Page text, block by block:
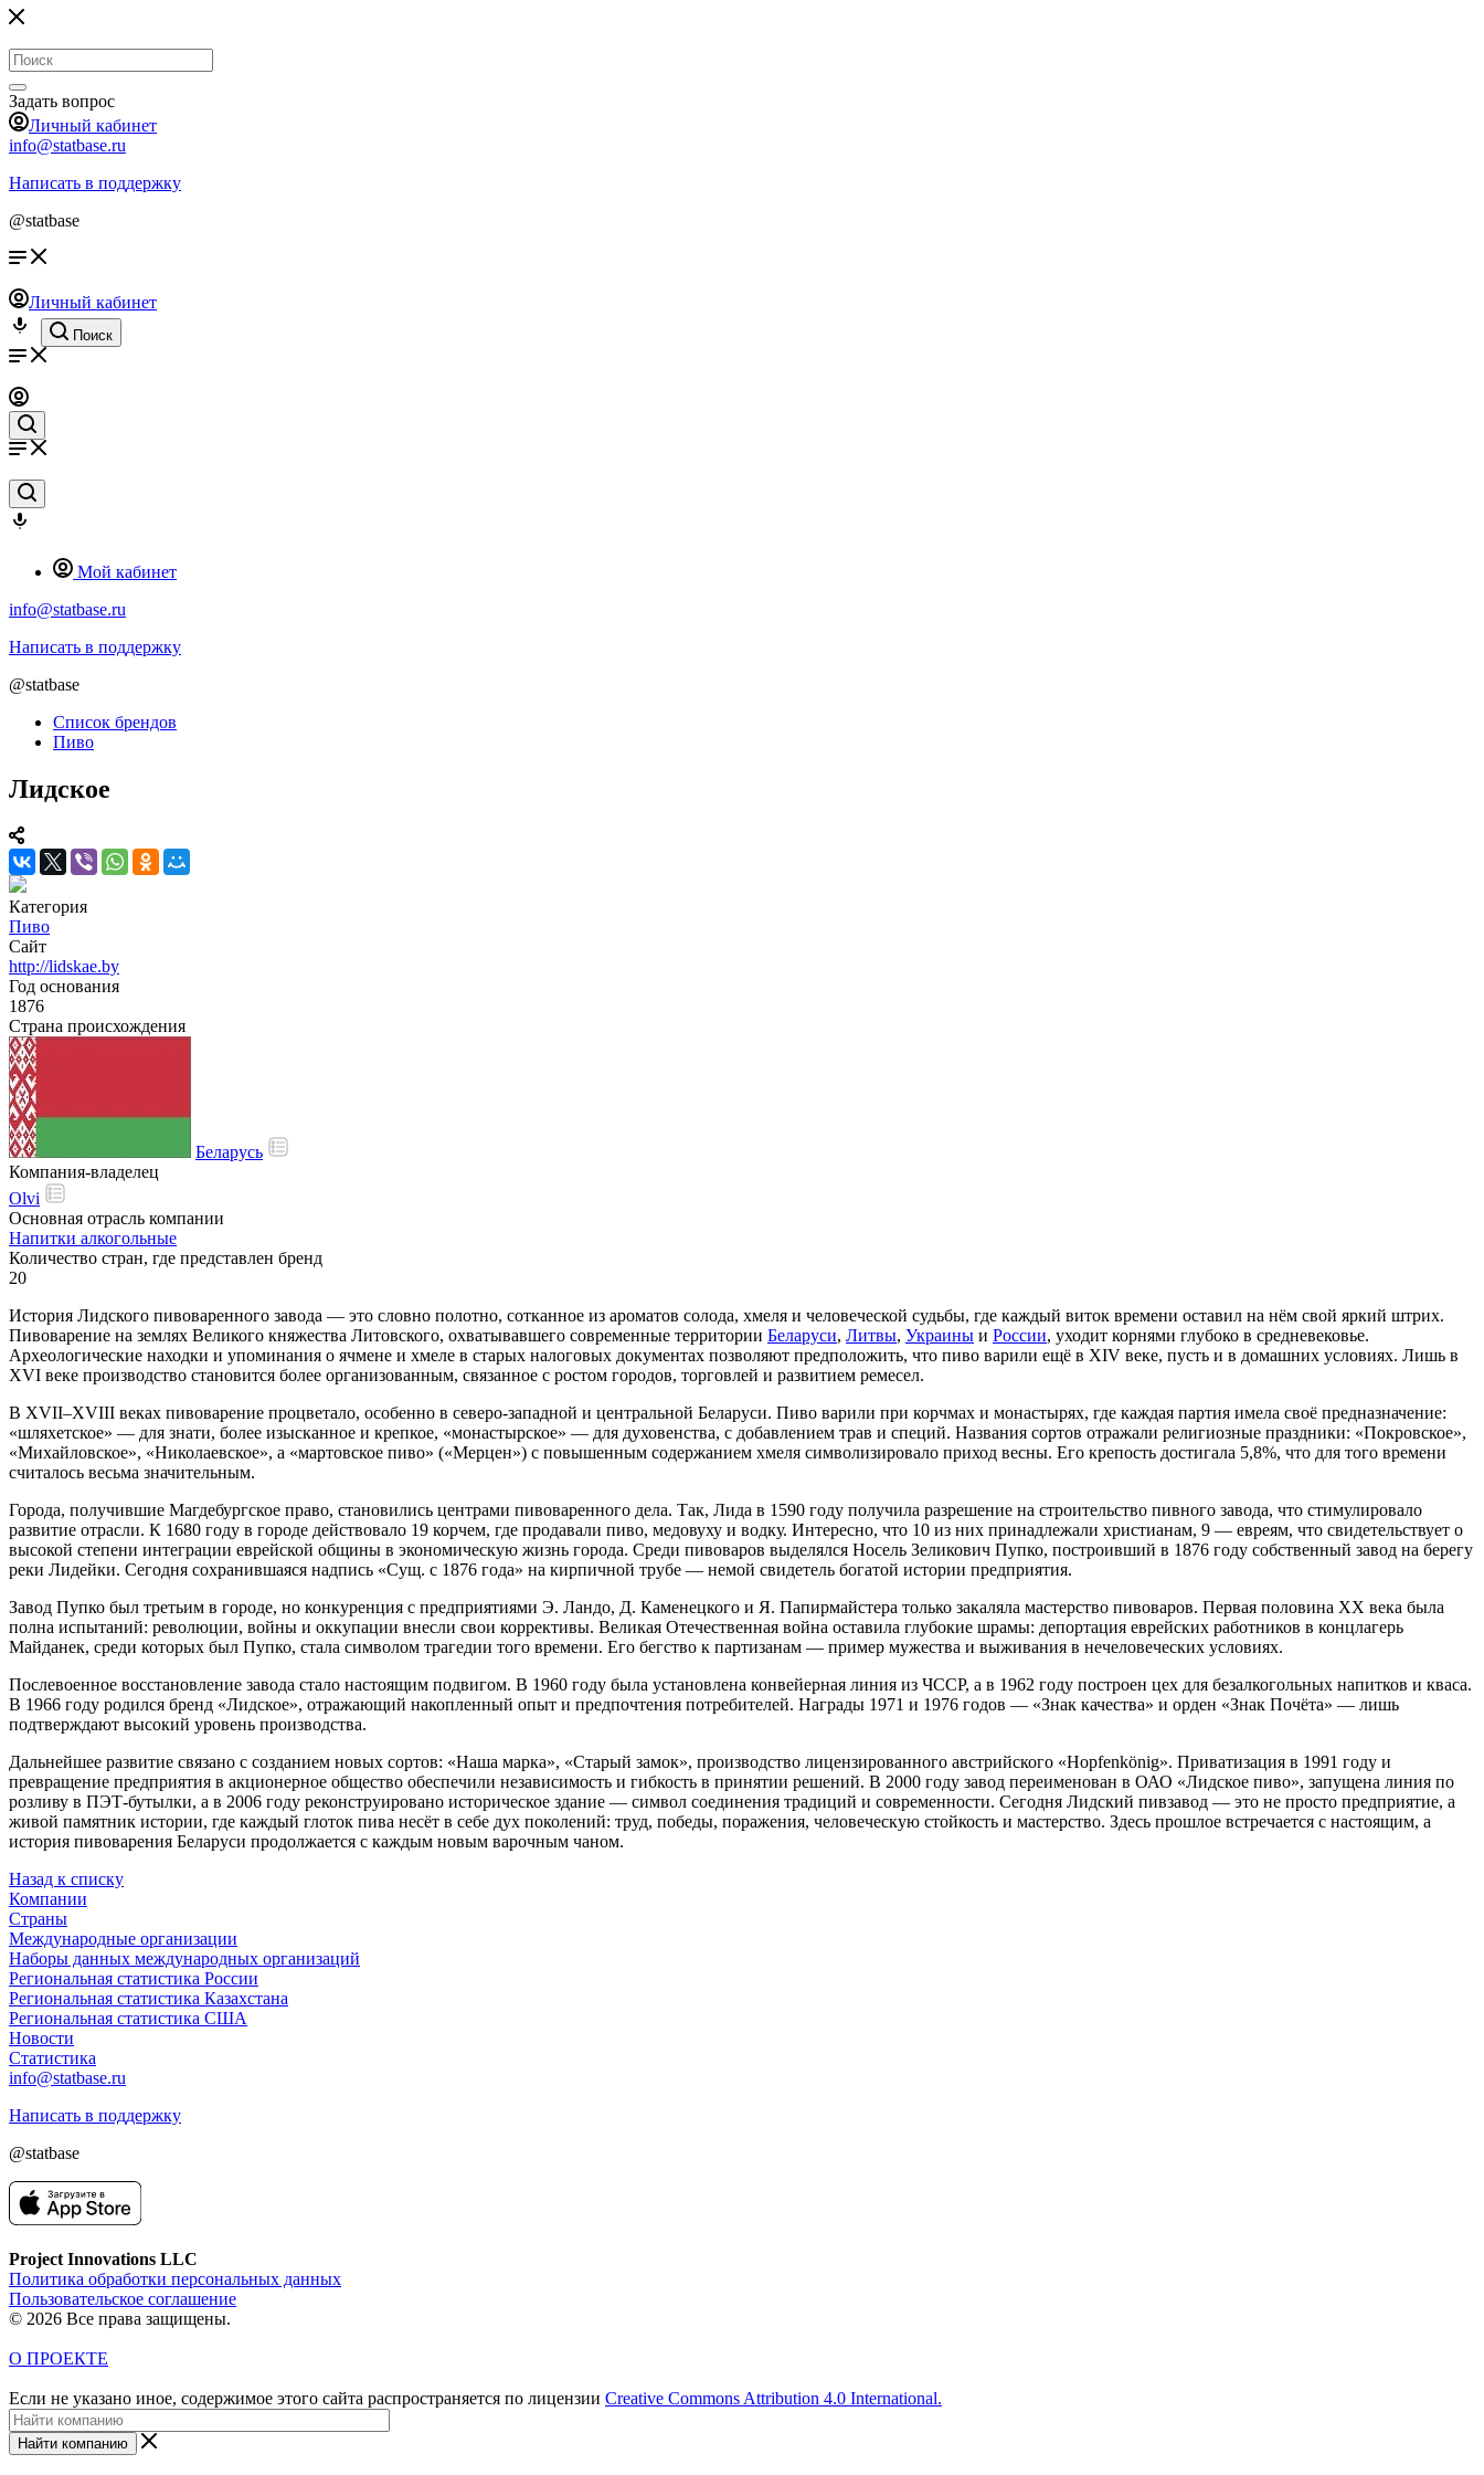
Задать вопрос
Личный кабинет
info@statbase.ru
Написать в поддержку
@statbase
Личный кабинет
Поиск
Мой кабинет
info@statbase.ru
Написать в поддержку
@statbase
Список брендов
Пиво
Лидское
Категория
Пиво
Сайт
http://lidskae.by
Год основания
1876
Страна происхождения
Беларусь
Компания-владелец
Olvi
Основная отрасль компании
Напитки алкогольные
Количество стран, где представлен бренд
20
История Лидского пивоваренного завода — это словно полотно, сотканное из ароматов солода, хмеля и человеческой судьбы, где каждый виток времени оставил на нём свой яркий штрих.
Пивоварение на землях Великого княжества Литовского, охватывавшего современные территории Беларуси, Литвы, Украины и России, уходит корнями глубоко в средневековье.
Археологические находки и упоминания о ячмене и хмеле в старых налоговых документах позволяют предположить, что пиво варили ещё в XIV веке, пусть и в домашних условиях. Лишь в
XVI веке производство становится более организованным, связанное с ростом городов, торговлей и развитием ремесел.
В XVII–XVIII веках пивоварение процветало, особенно в северо-западной и центральной Беларуси. Пиво варили при корчмах и монастырях, где каждая партия имела своё предназначение:
«шляхетское» — для знати, более изысканное и крепкое, «монастырское» — для духовенства, с добавлением трав и специй. Названия сортов отражали религиозные праздники: «Покровское»,
«Михайловское», «Николаевское», а «мартовское пиво» («Мерцен») с повышенным содержанием хмеля символизировало приход весны. Его крепость достигала 5,8%, что для того времени
считалось весьма значительным.
Города, получившие Магдебургское право, становились центрами пивоваренного дела. Так, Лида в 1590 году получила разрешение на строительство пивного завода, что стимулировало
развитие отрасли. К 1680 году в городе действовало 19 корчем, где продавали пиво, медовуху и водку. Интересно, что 10 из них принадлежали христианам, 9 — евреям, что свидетельствует о
высокой степени интеграции еврейской общины в экономическую жизнь города. Среди пивоваров выделялся Носель Зеликович Пупко, построивший в 1876 году собственный завод на берегу
реки Лидейки. Сегодня сохранившаяся надпись «Сущ. с 1876 года» на кирпичной трубе — немой свидетель богатой истории предприятия.
Завод Пупко был третьим в городе, но конкуренция с предприятиями Э. Ландо, Д. Каменецкого и Я. Папирмайстера только закаляла мастерство пивоваров. Первая половина XX века была
полна испытаний: революции, войны и оккупации внесли свои коррективы. Великая Отечественная война оставила глубокие шрамы: депортация еврейских работников в концлагерь
Майданек, среди которых был Пупко, стала символом трагедии того времени. Его бегство к партизанам — пример мужества и выживания в нечеловеческих условиях.
Послевоенное восстановление завода стало настоящим подвигом. В 1960 году была установлена конвейерная линия из ЧССР, а в 1962 году построен цех для безалкогольных напитков и кваса.
В 1966 году родился бренд «Лидское», отражающий накопленный опыт и предпочтения потребителей. Награды 1971 и 1976 годов — «Знак качества» и орден «Знак Почёта» — лишь
подтверждают высокий уровень производства.
Дальнейшее развитие связано с созданием новых сортов: «Наша марка», «Старый замок», производство лицензированного австрийского «Hopfenkönig». Приватизация в 1991 году и
превращение предприятия в акционерное общество обеспечили независимость и гибкость в принятии решений. В 2000 году завод переименован в ОАО «Лидское пиво», запущена линия по
розливу в ПЭТ-бутылки, а в 2006 году реконструировано историческое здание — символ соединения традиций и современности. Сегодня Лидский пивзавод — это не просто предприятие, а
живой памятник истории, где каждый глоток пива несёт в себе дух поколений: труд, победы, поражения, человеческую стойкость и мастерство. Здесь прошлое встречается с настоящим, а
история пивоварения Беларуси продолжается с каждым новым варочным чаном.
Назад к списку
Компании
Страны
Международные организации
Наборы данных международных организаций
Региональная статистика России
Региональная статистика Казахстана
Региональная статистика США
Новости
Статистика
info@statbase.ru
Написать в поддержку
@statbase
Project Innovations LLC
Политика обработки персональных данных
Пользовательское соглашение
© 2026 Все права защищены.
О ПРОЕКТЕ
Если не указано иное, содержимое этого сайта распространяется по лицензии Creative Commons Attribution 4.0 International.
Найти компанию